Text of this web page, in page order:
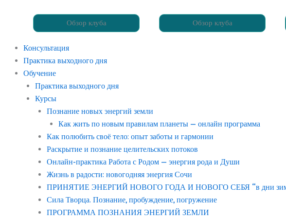
Обзор клуба Обзор клуба
Консультация
Практика выходного дня
Обучение
Практика выходного дня
Курсы
Познание новых энергий земли
Как жить по новым правилам планеты — онлайн программа
Как полюбить своё тело: опыт заботы и гармонии
Раскрытие и познание целительских потоков
Онлайн-практика Работа с Родом — энергия рода и Души
Жизнь в радости: новогодняя энергия Сочи
ПРИНЯТИЕ ЭНЕРГИЙ НОВОГО ГОДА И НОВОГО СЕБЯ “в дни
Сила Творца. Познание, пробуждение, погружение
ПРОГРАММА ПОЗНАНИЯ ЭНЕРГИЙ ЗЕМЛИ